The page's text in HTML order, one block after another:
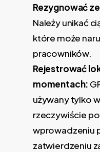
Rezygnować
Należy unikać
które może
pracowników.
Rejestrować
momentach:
używany tylko
rzeczywiście
wprowadzeniu
zatwierdzeniu